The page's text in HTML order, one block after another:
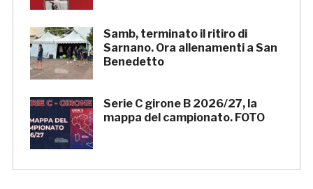
Samb, terminato il ritiro di
Sarnano. Ora allenamenti a San
Benedetto
Serie C girone B 2026/27, la
mappa del campionato. FOTO